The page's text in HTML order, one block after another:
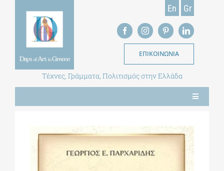
En Gr
ΕΠΙΚΟΙΝΩΝΙΑ
Τέχνες, Γράμματα, Πολιτισμός στην Ελλάδα
Toggle
Navigation